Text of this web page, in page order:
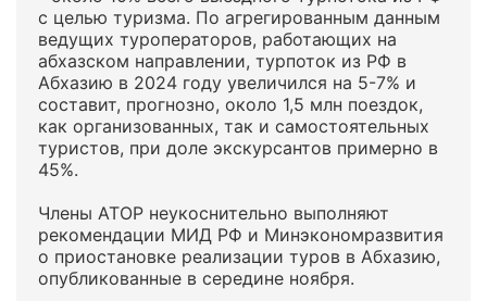
с целью туризма. По агрегированным данным
ведущих туроператоров, работающих на
абхазском направлении, турпоток из РФ в
Абхазию в 2024 году увеличился на 5-7% и
составит, прогнозно, около 1,5 млн поездок,
как организованных, так и самостоятельных
туристов, при доле экскурсантов примерно в
45%.
Члены АТОР неукоснительно выполняют
рекомендации МИД РФ и Минэкономразвития
о приостановке реализации туров в Абхазию,
опубликованные в середине ноября.